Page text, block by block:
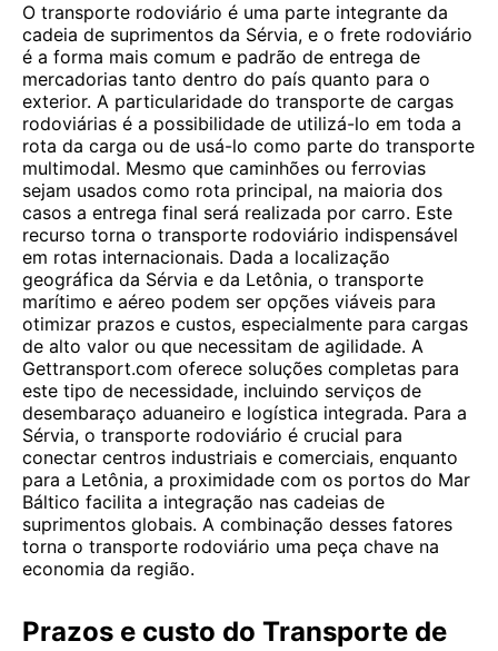
O transporte rodoviário é uma parte integrante da
cadeia de suprimentos da Sérvia, e o frete rodoviário
é a forma mais comum e padrão de entrega de
mercadorias tanto dentro do país quanto para o
exterior. A particularidade do transporte de cargas
rodoviárias é a possibilidade de utilizá-lo em toda a
rota da carga ou de usá-lo como parte do transporte
multimodal. Mesmo que caminhões ou ferrovias
sejam usados ​​como rota principal, na maioria dos
casos a entrega final será realizada por carro. Este
recurso torna o transporte rodoviário indispensável
em rotas internacionais. Dada a localização
geográfica da Sérvia e da Letônia, o transporte
marítimo e aéreo podem ser opções viáveis para
otimizar prazos e custos, especialmente para cargas
de alto valor ou que necessitam de agilidade. A
Gettransport.com oferece soluções completas para
este tipo de necessidade, incluindo serviços de
desembaraço aduaneiro e logística integrada. Para a
Sérvia, o transporte rodoviário é crucial para
conectar centros industriais e comerciais, enquanto
para a Letônia, a proximidade com os portos do Mar
Báltico facilita a integração nas cadeias de
suprimentos globais. A combinação desses fatores
torna o transporte rodoviário uma peça chave na
economia da região.
Prazos e custo do Transporte de